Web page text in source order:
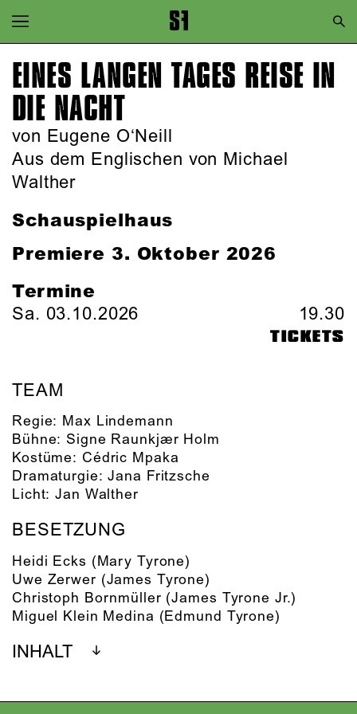
Zur Hauptnavigation springen
Zum Hauptinhalt springen
Zum Footer springen
EINES LANGEN TAGES REISE IN
DIE NACHT
von Eugene O‘Neill
Aus dem Englischen von Michael
Walther
Schauspielhaus
Premiere 3. Oktober 2026
Termine
Sa. 03.10.2026 19.30
TICKETS
TEAM
Regie: Max Lindemann
Bühne: Signe Raunkjær Holm
Kostüme: Cédric Mpaka
Dramaturgie:Jana Fritzsche
Licht:Jan Walther
BESETZUNG
Heidi Ecks (Mary Tyrone)
Uwe Zerwer (James Tyrone)
Christoph Bornmüller (James Tyrone Jr.)
Miguel Klein Medina (Edmund Tyrone)
INHALT